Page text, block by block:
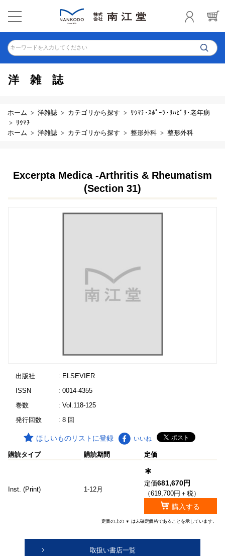
キーワードを入力してください
洋雑誌
ホーム 洋雑誌 カテゴリから探す
ﾘｳﾏﾁ･ｽﾎﾟｰﾂ･ﾘﾊﾋﾞﾘ･老年病
ﾘｳﾏﾁ
ホーム
洋雑誌 カテゴリから探す 整形外科 整形外科
Excerpta Medica -Arthritis & Rheumatism
(Section 31)
出版社
: ELSEVIER
ISSN
: 0014-4355
巻数
: Vol.118-125
発行回数
: 8 回
ほしいものリストに登録 いいね
購読タイプ 購読期間 定価
Inst. (Print) 1-12月
∗
定価681,670円
（619,700円＋税）
購入する
定価の上の ∗ は未確定価格であることを示しています。
取扱い書店一覧